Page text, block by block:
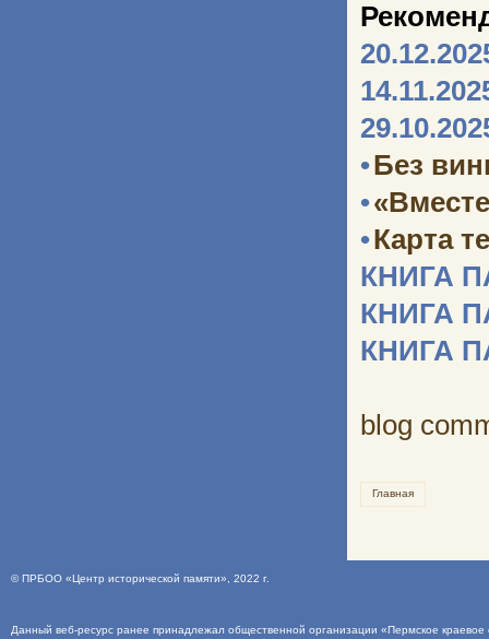
•Без
•
•Карта
КНИГА
КНИГА
КНИГА
blog
Главная
©ПРБОО «Центр исторической памяти» , 2022 г.
Данный веб-ресурс ранее принадлежал общественной организации «Пермское